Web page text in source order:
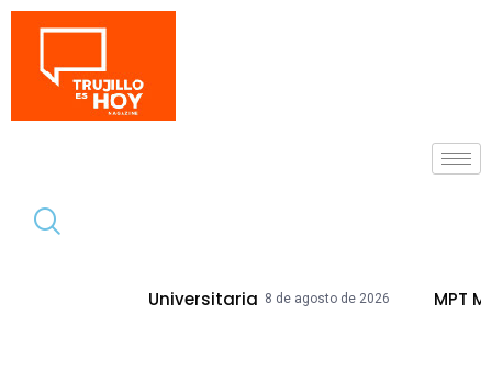
8 de agosto de 2026 MPT Mejorará